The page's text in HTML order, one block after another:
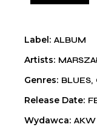
Label ALBUM
Artists
Genres BLUES
Release Date
Wydawca AKW